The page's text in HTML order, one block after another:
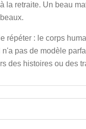
la retraite. Un beau
répéter : le corps
pas de modèle
des histoires ou des